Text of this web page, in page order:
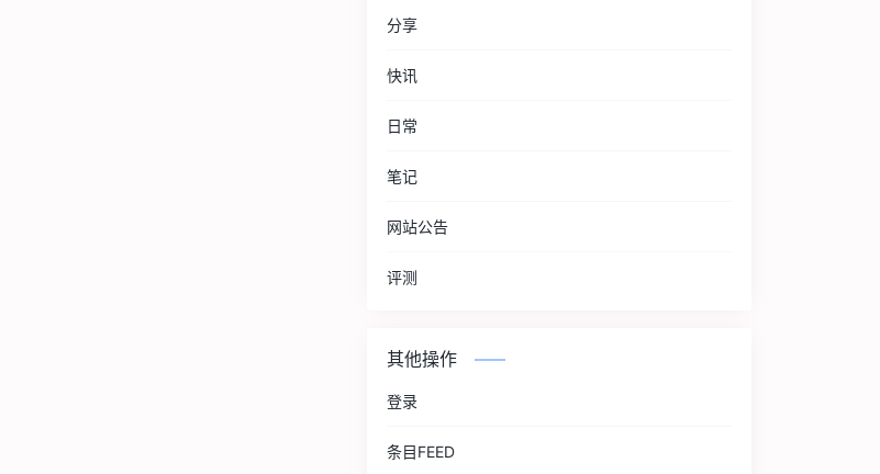
分享
快讯
日常
笔记
网站公告
评测
其他操作
登录
条目FEED